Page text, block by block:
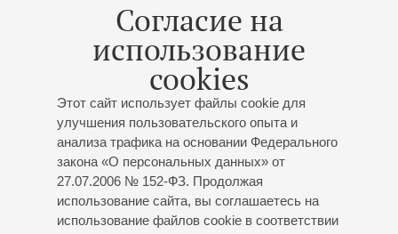
Согласие на
использование
cookies
Этот сайт использует файлы cookie для
улучшения пользовательского опыта и
анализа трафика на основании Федерального
закона «О персональных данных» от
27.07.2006 № 152-ФЗ. Продолжая
использование сайта, вы соглашаетесь на
использование файлов cookie в соответствии
Хельсинкский филармонический оркестр, Лахтинский
симфонический оркестр, Пярнуский и Нарвский
городские симфонические оркестры, оркестры
Шанхайской оперы, Симфонического оркестра Оулу,
венгерский симфонический оркестр Мишкольца и
филармонический оркестр Яначека в Остраве (Чешская
Республика).
Параллельно с дирижерской деятельностью активно